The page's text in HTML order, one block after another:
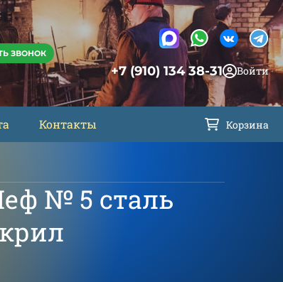
ЗВОНОК
+7 (910) 134 38-31 Войти
Контакты Корзина
№ 5 сталь